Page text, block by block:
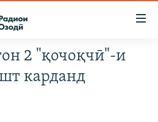
2 "қочоқчӣ"-и
карданд